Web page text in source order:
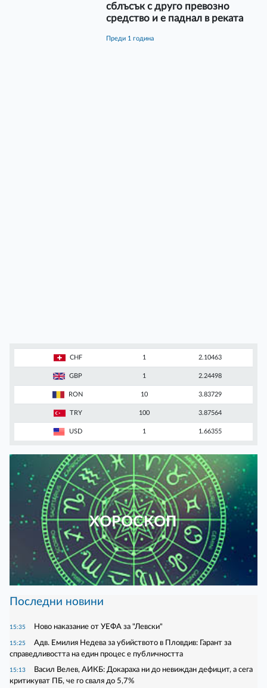
сблъсък с друго превозно
средство и е паднал в реката
преди 1 година
CHF 1 2.10463
GBP 1 2.24498
RON 10 3.83729
TRY 100 3.87564
USD 1 1.66355
ХОРОСКОП
Последни новини
15:35 Ново наказание от УЕФА за "Левски"
15:25
Адв. Емилия Недева за убийството в Пловдив: Гарант за
справедливостта на един процес е публичността
15:13
Васил Велев, АИКБ: Докараха ни до невиждан дефицит, а сега
критикуват ПБ, че го сваля до 5,7%